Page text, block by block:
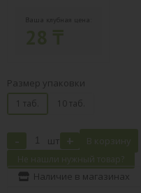
Ваша клубная цена:
Размер упаковки
1 таб. 10 таб.
- шт + В корзину
Не нашли нужный товар?
Наличие в магазинах